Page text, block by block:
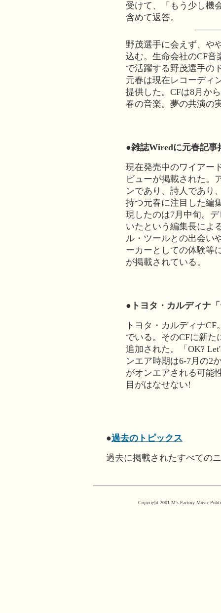
受けて、「もう少し機
含めて返答。
野茂選手に会えず、や
込む。生命会社のCF音
で活躍する野茂選手の
元春は現在レコーディ
提供した。CFは8月か
春の音楽。夢の共演の
●雑誌Wiredに元春記事
現在発売中のワイアー
ビューが掲載された。
ンであり、詩人であり
持つ元春に注目した編
現したのは7月中旬。
いたという編集長によ
ル・ツールとの出会い
ーカーとしての体験等
が掲載されている。
●トヨタ・カルディナ
トヨタ・カルディナ
でいる。そのCFに新
追加された。「OK?
ンエア時期は6-7月の2
がオンエアされる可能
目がはなせない!
●過去のトピックス
過去に掲載されたすべての
Copyright 2001 M's Factory Music